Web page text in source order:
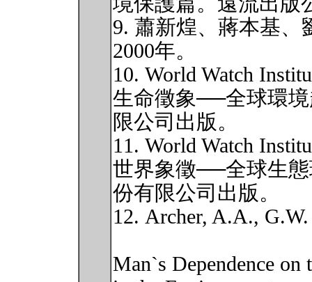
9. 蕭新煌、蔣本基、
2000年。
10. World Watch
生命徵象──全球環
限公司出版。
11. World Watch
世界象徵──全球生
份有限公司出版。
12. Archer, A.A.,
Man`s Dependence on